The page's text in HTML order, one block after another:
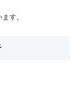
す。